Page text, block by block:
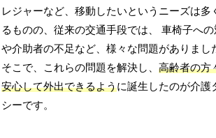
レジャーなど、移動したいというニーズは多
るものの、従来の交通手段では、 車椅子へ
や介助者の不足など、様々な問題がありまし
そこで、これらの問題を解決し、高齢者の方
安心して外出できるように誕生したのが介護
シーです。